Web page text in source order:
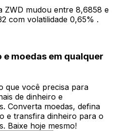
ZWD mudou entre 8,6858 e
com volatilidade 0,65% .
moedas em qualquer
que você precisa para
de dinheiro e
Converta moedas, defina
e transfira dinheiro para o
Baixe hoje mesmo!